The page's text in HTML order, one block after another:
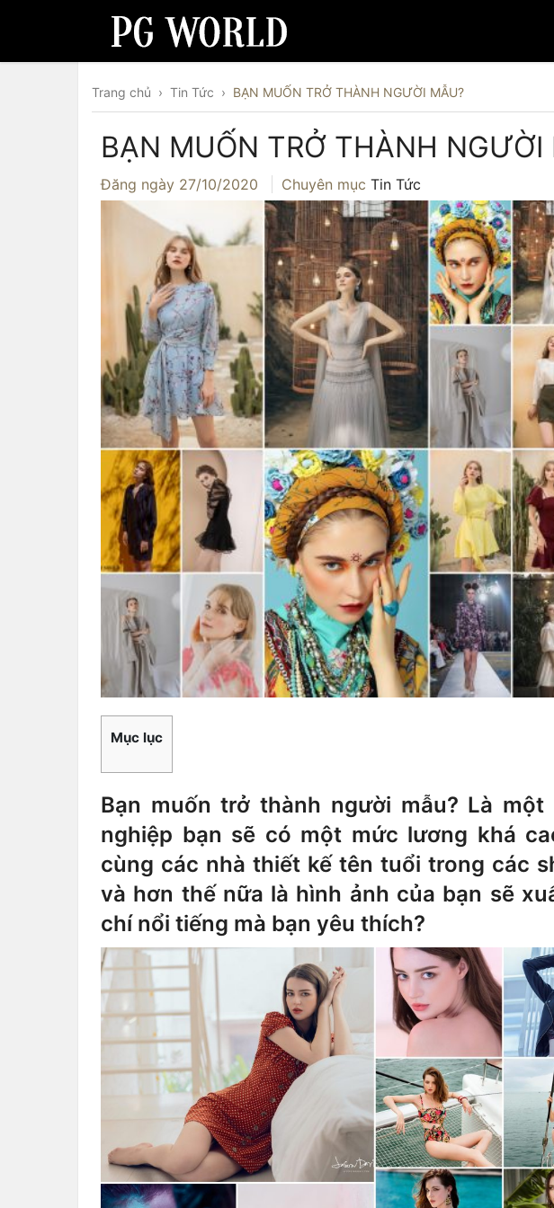
Trang chủ › Tin Tức › BẠN MUỐN TRỞ THÀNH NGƯỜI MẪU?
BẠN MUỐN TRỞ THÀNH NGƯỜI
Đăng ngày 27/10/2020 Chuyên mục Tin Tức
Mục lục
Bạn muốn trở thành người mẫu? Là một
nghiệp bạn sẽ có một mức lương khá
cùng các nhà thiết kế tên tuổi trong các
và hơn thế nữa là hình ảnh của bạn sẽ
chí nổi tiếng mà bạn yêu thích?